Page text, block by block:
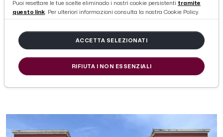
Serie B, il Trapani dovrà aspettare
fino al 6 Agosto per eventuale
decurtazione penalizzazione
di Redazione Picenotime
Puoi resettare le tue scelte eliminado i nostri cookie persistenti tramite
questo link. Per ulteriori informazioni consulta la nostra Cookie Policy.
ACCETTA SELEZIONATI
RIFIUTA I NON ESSENZIALI